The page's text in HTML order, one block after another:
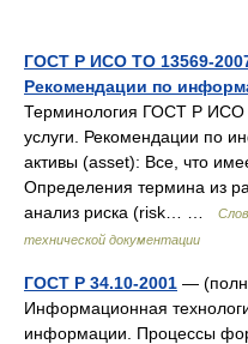
ГОСТ Р ИСО ТО 13569-
Рекомендации по
Терминология ГОСТ Р
услуги. Рекомендации по
активы (asset): Все, что
Определения термина из
анализ риска (risk… …
технической документации
ГОСТ Р 34.10-2001 —
Информационная
информации. Процессы